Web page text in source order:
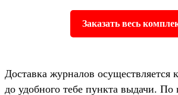
Заказать весь
Доставка журналов
до удобного тебе пункта выдачи. По